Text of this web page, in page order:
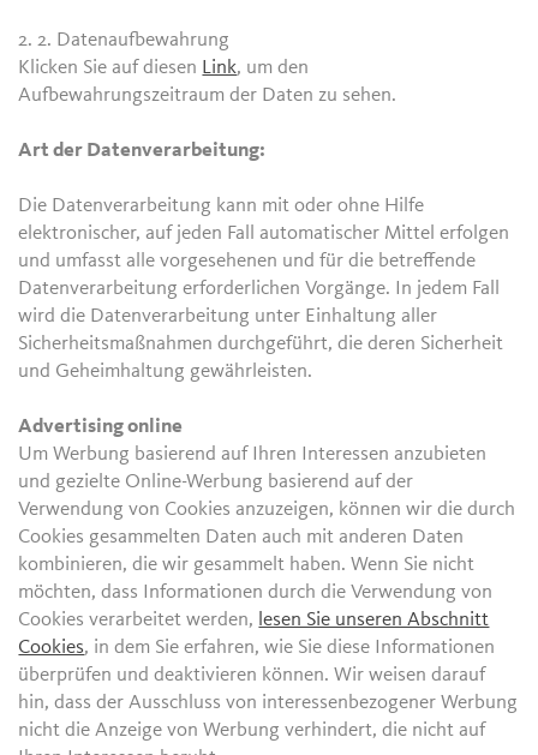
2. 2. Datenaufbewahrung
Klicken Sie auf diesen Link, um den
Aufbewahrungszeitraum der Daten zu sehen.
Art der Datenverarbeitung:
Die Datenverarbeitung kann mit oder ohne Hilfe
elektronischer, auf jeden Fall automatischer Mittel erfolgen
und umfasst alle vorgesehenen und für die betreffende
Datenverarbeitung erforderlichen Vorgänge. In jedem Fall
wird die Datenverarbeitung unter Einhaltung aller
Sicherheitsmaßnahmen durchgeführt, die deren Sicherheit
und Geheimhaltung gewährleisten.
Advertising online
Um Werbung basierend auf Ihren Interessen anzubieten
und gezielte Online-Werbung basierend auf der
Verwendung von Cookies anzuzeigen, können wir die durch
Cookies gesammelten Daten auch mit anderen Daten
kombinieren, die wir gesammelt haben. Wenn Sie nicht
möchten, dass Informationen durch die Verwendung von
Cookies verarbeitet werden, lesen Sie unseren Abschnitt
Cookies, in dem Sie erfahren, wie Sie diese Informationen
überprüfen und deaktivieren können. Wir weisen darauf
hin, dass der Ausschluss von interessenbezogener Werbung
nicht die Anzeige von Werbung verhindert, die nicht auf